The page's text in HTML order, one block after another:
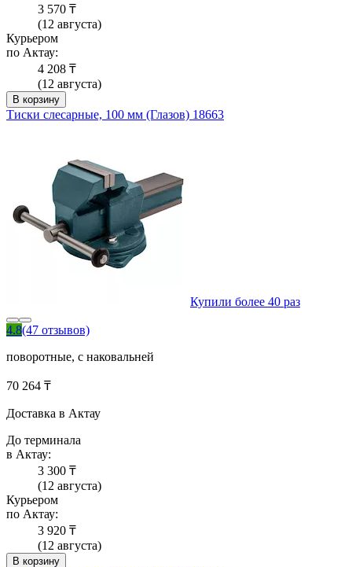
3 570 ₸
(12 августа)
Курьером
по Актау:
4 208 ₸
(12 августа)
В корзину
Тиски слесарные, 100 мм (Глазов) 18663
Купили более 40 раз
4.8(47 отзывов)
поворотные, с наковальней
70 264 ₸
Доставка в Актау
До терминала
в Актау:
3 300 ₸
(12 августа)
Курьером
по Актау:
3 920 ₸
(12 августа)
В корзину